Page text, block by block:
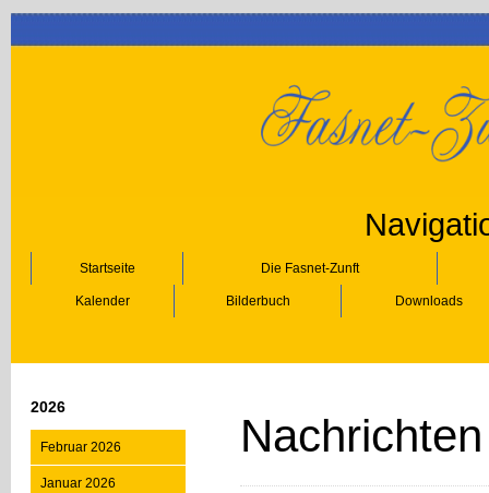
Startseite Die Fasnet-Zunft
Kalender Bilderbuch Downloads
2026
Februar 2026
Januar 2026
Nachrichten